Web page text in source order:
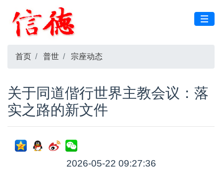
首页 普世 宗座动态
关于同道偕行世界主教会议：落
实之路的新文件
2026-05-22 09:27:36